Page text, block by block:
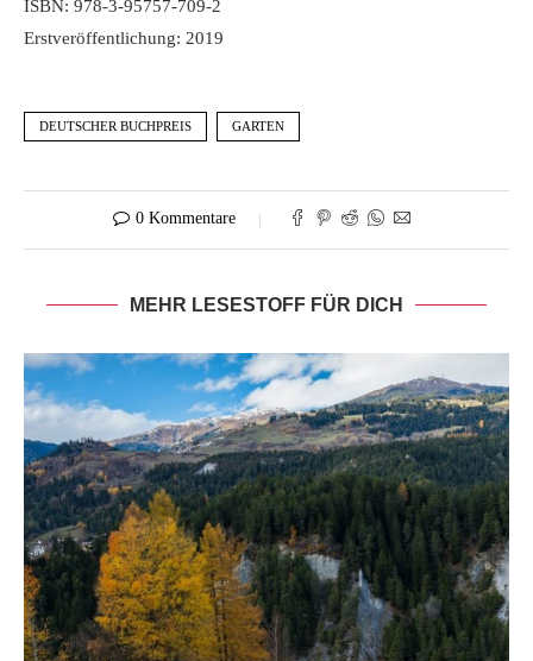
ISBN: 978-3-95757-709-2
Erstveröffentlichung: 2019
DEUTSCHER BUCHPREIS GARTEN
0 Kommentare
MEHR LESESTOFF FÜR DICH